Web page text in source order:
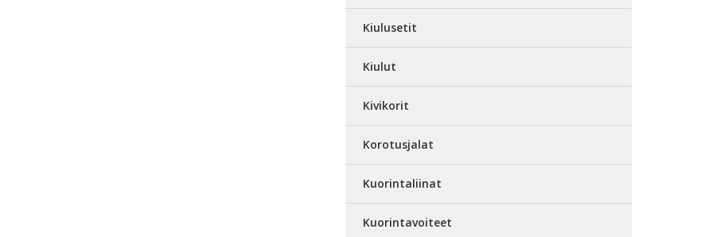
Kiulusetit
Kiulut
Kivikorit
Korotusjalat
Kuorintaliinat
Kuorintavoiteet